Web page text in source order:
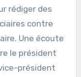
rédiger des
contre
Une écoute
le président
président